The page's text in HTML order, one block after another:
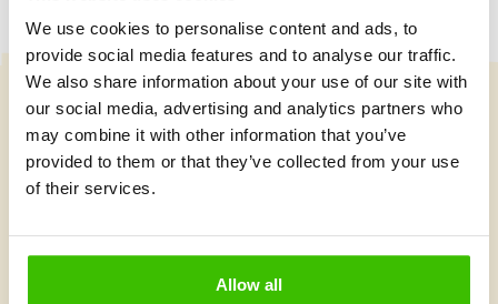
We use cookies to personalise content and ads, to
provide social media features and to analyse our traffic.
We also share information about your use of our site with
our social media, advertising and analytics partners who
may combine it with other information that you’ve
provided to them or that they’ve collected from your use
of their services.
Allow all
Vybrat kurz
Co je v Gymnathlonu nového